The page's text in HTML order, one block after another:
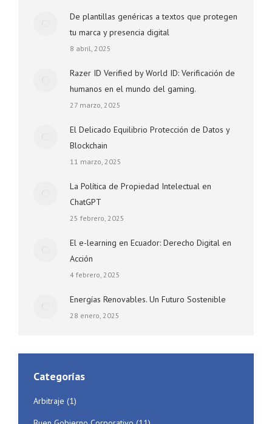
De plantillas genéricas a textos que protegen
tu marca y presencia digital
8 abril, 2025
Razer ID Verified by World ID: Verificación de
humanos en el mundo del gaming.
27 marzo, 2025
El Delicado Equilibrio Protección de Datos y
Blockchain
11 marzo, 2025
La Política de Propiedad Intelectual en
ChatGPT
25 febrero, 2025
El e-learning en Ecuador: Derecho Digital en
Acción
4 febrero, 2025
Energías Renovables. Un Futuro Sostenible
28 enero, 2025
Categorías
Arbitraje (1)